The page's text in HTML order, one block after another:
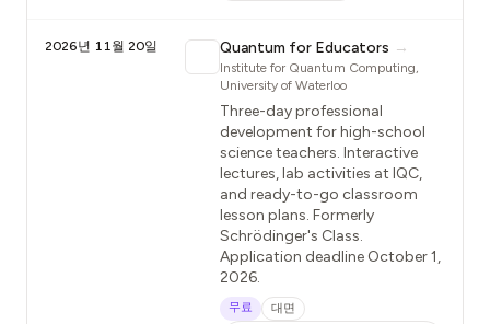
2026년 11월 20일 Quantum for Educators →
Institute for Quantum Computing,
University of Waterloo
Three-day professional
development for high-school
science teachers. Interactive
lectures, lab activities at IQC,
and ready-to-go classroom
lesson plans. Formerly
Schrödinger's Class.
Application deadline October 1,
2026.
무료
대면